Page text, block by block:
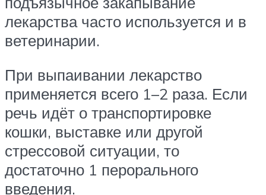
лекарства часто используется и в
ветеринарии.
При выпаивании лекарство
применяется всего 1–2 раза. Если
речь идёт о транспортировке
кошки, выставке или другой
стрессовой ситуации, то
достаточно 1 перорального
введения.